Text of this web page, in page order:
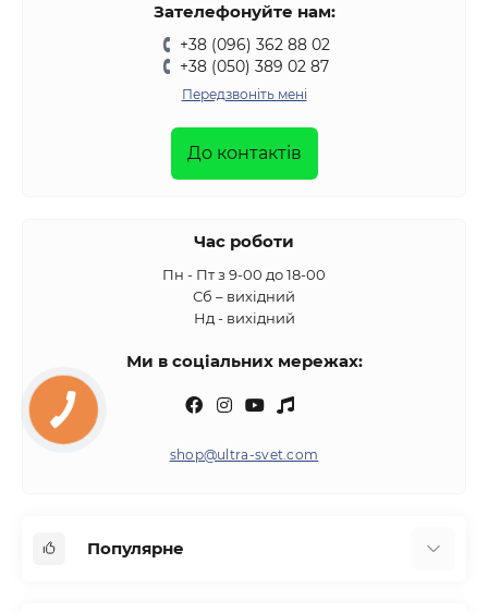
Зателефонуйте нам:
+38 (096) 362 88 02
+38 (050) 389 02 87
Передзвоніть мені
До контактів
Час роботи
Пн - Пт з 9-00 до 18-00
Сб – вихідний
Нд - вихідний
Ми в соціальних мережах:
shop@ultra-svet.com
Популярне